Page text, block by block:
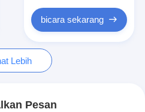
bicara sekarang
Lebih
Pesan